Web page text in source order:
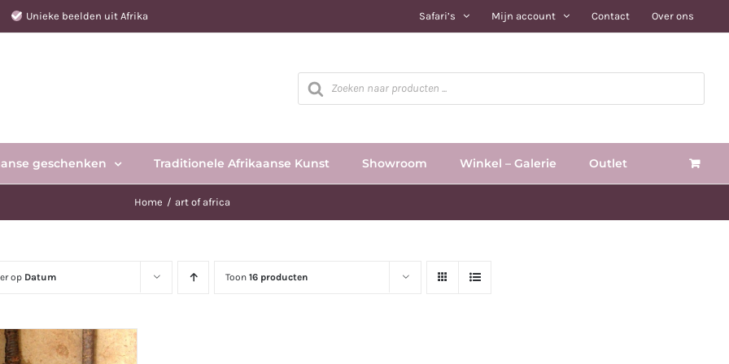
Unieke beelden uit Afrika Safari’s Mijn account Contact Over ons
Producten
zoeken
geschenken Traditionele Afrikaanse Kunst Showroom Winkel – Galerie Outlet
Home art of africa
op Datum Toon16 producten